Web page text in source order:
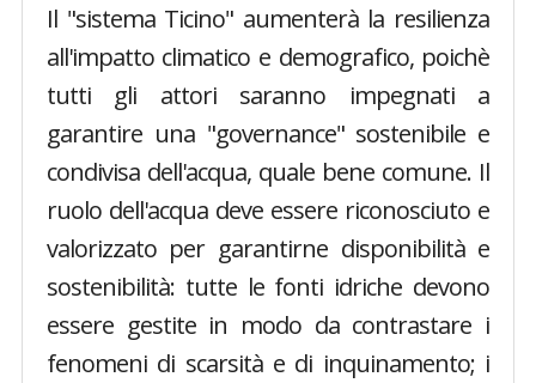
Il "sistema Ticino" aumenterà la resilienza
all'impatto climatico e demografico, poichè
tutti gli attori saranno impegnati a
garantire una "governance" sostenibile e
condivisa dell'acqua, quale bene comune. Il
ruolo dell'acqua deve essere riconosciuto e
valorizzato per garantirne disponibilità e
sostenibilità: tutte le fonti idriche devono
essere gestite in modo da contrastare i
fenomeni di scarsità e di inquinamento; i